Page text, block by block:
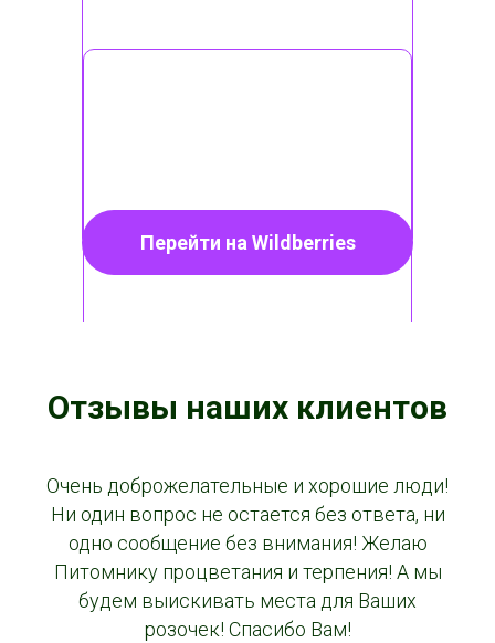
Перейти на Wildberries
Отзывы наших клиентов
Очень доброжелательные и хорошие люди!
Ни один вопрос не остается без ответа, ни
одно сообщение без внимания! Желаю
Питомнику процветания и терпения! А мы
будем выискивать места для Ваших
розочек! Спасибо Вам!